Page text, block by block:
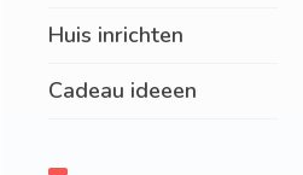
Huis inrichten
Cadeau ideeen